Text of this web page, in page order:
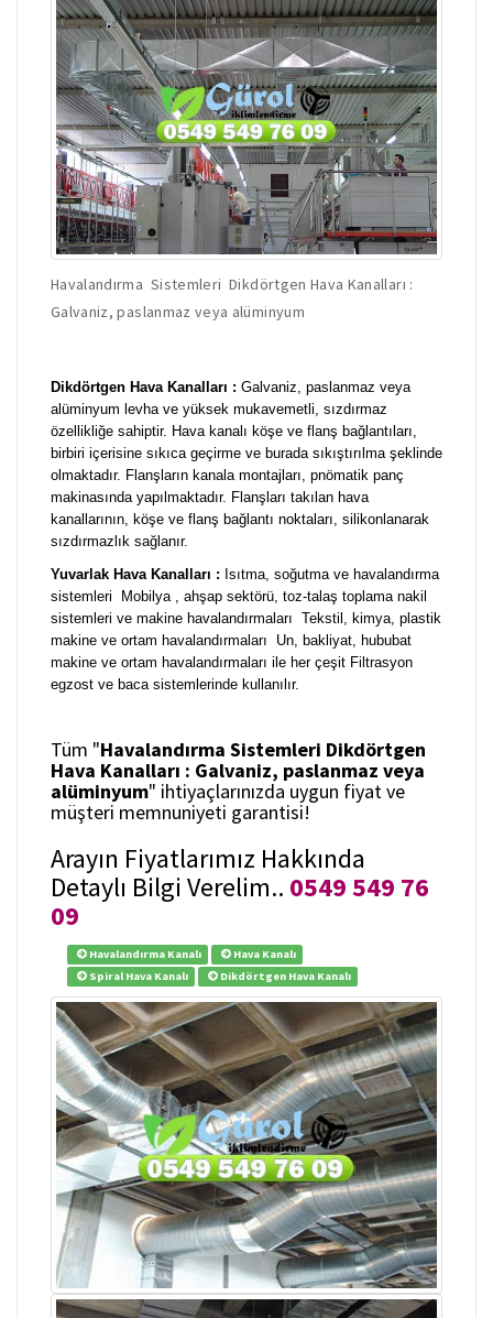
Havalandırma Sistemleri Dikdörtgen Hava Kanalları :
Galvaniz, paslanmaz veya alüminyum
Dikdörtgen Hava Kanalları : Galvaniz, paslanmaz veya
alüminyum levha ve yüksek mukavemetli, sızdırmaz
özellikliğe sahiptir. Hava kanalı köşe ve flanş bağlantıları,
birbiri içerisine sıkıca geçirme ve burada sıkıştırılma şeklinde
olmaktadır. Flanşların kanala montajları, pnömatik panç
makinasında yapılmaktadır. Flanşları takılan hava
kanallarının, köşe ve flanş bağlantı noktaları, silikonlanarak
sızdırmazlık sağlanır.
Yuvarlak Hava Kanalları : Isıtma, soğutma ve havalandırma
sistemleri Mobilya , ahşap sektörü, toz-talaş toplama nakil
sistemleri ve makine havalandırmaları Tekstil, kimya, plastik
makine ve ortam havalandırmaları Un, bakliyat, hububat
makine ve ortam havalandırmaları ile her çeşit Filtrasyon
egzost ve baca sistemlerinde kullanılır.
Tüm "Havalandırma Sistemleri Dikdörtgen
Hava Kanalları : Galvaniz, paslanmaz veya
alüminyum" ihtiyaçlarınızda uygun fiyat ve
müşteri memnuniyeti garantisi!
Arayın Fiyatlarımız Hakkında
Detaylı Bilgi Verelim.. 0549 549 76
09
Havalandırma Kanalı
Hava Kanalı
Spiral Hava Kanalı
Dikdörtgen Hava Kanalı